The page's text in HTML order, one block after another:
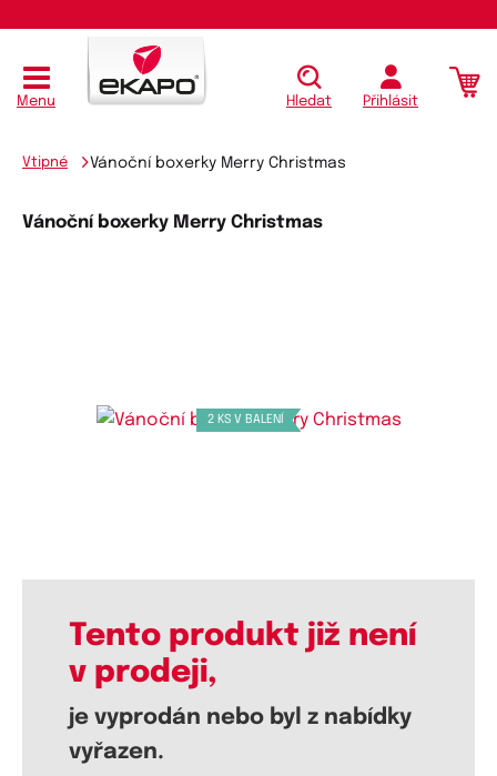
Menu Hledat Přihlásit
Vtipné Vánoční boxerky Merry Christmas
Vánoční boxerky Merry Christmas
2 KS V BALENÍ
Tento produkt již není
v prodeji,
je vyprodán nebo byl z nabídky
vyřazen.